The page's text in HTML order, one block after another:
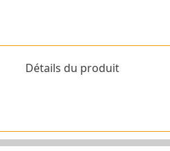
Détails du produit